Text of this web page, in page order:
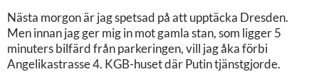
Nästa morgon är jag spetsad på att upptäcka Dresden.
Men innan jag ger mig in mot gamla stan, som ligger 5
minuters bilfärd från parkeringen, vill jag åka förbi
Angelikastrasse 4. KGB-huset där Putin tjänstgjorde.